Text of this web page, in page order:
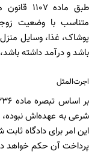
طبق
متناسب با وضعیت
پوشاک، غذا، وسایل
باشد و درآمد داشته
اجرت‌المثل
شرعی به عهده‌اش
این امر برای دادگاه
پرداخت آن حکم خواهد